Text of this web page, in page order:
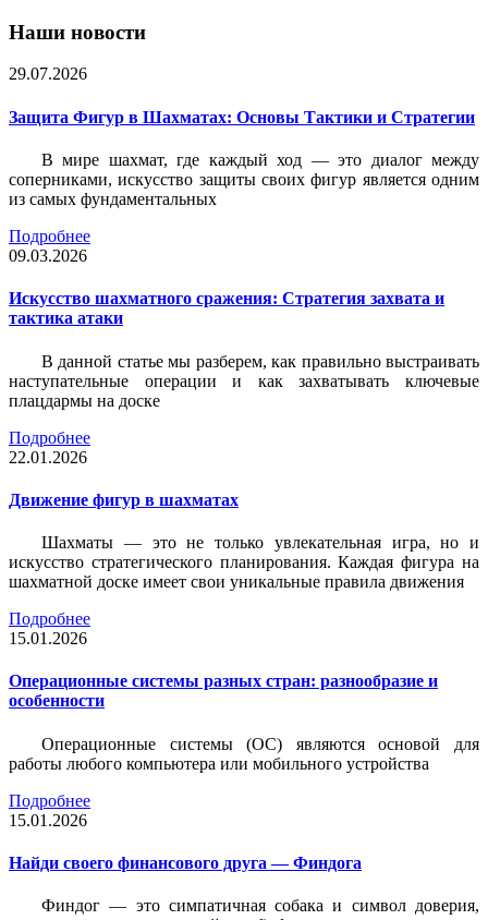
Наши новости
29.07.2026
Защита Фигур в Шахматах: Основы Тактики и Стратегии
В мире шахмат, где каждый ход — это диалог между
соперниками, искусство защиты своих фигур является одним
из самых фундаментальных
Подробнее
09.03.2026
Искусство шахматного сражения: Стратегия захвата и
тактика атаки
В данной статье мы разберем, как правильно выстраивать
наступательные операции и как захватывать ключевые
плацдармы на доске
Подробнее
22.01.2026
Движение фигур в шахматах
Шахматы — это не только увлекательная игра, но и
искусство стратегического планирования. Каждая фигура на
шахматной доске имеет свои уникальные правила движения
Подробнее
15.01.2026
Операционные системы разных стран: разнообразие и
особенности
Операционные системы (ОС) являются основой для
работы любого компьютера или мобильного устройства
Подробнее
15.01.2026
Найди своего финансового друга — Финдога
Финдог — это симпатичная собака и символ доверия,